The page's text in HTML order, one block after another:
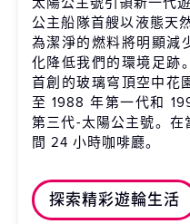
公主船隊首艘以液態天
為潔淨的燃料將明顯減
化降低我們的環境足跡
首創的玻璃穹頂空中花
至 1988 年第一代和
第三代-太陽公主號。在
間 24 小時咖啡廳。
探索精彩遊輪生活